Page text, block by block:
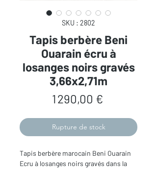
SKU : 2802
Tapis berbère Beni
Ouarain écru à
losanges noirs gravés
3,66x2,71m
1 290,00 €Prix
Rupture de stock
Tapis berbère marocain Beni Ouarain
Ecru à losanges noirs gravés dans la